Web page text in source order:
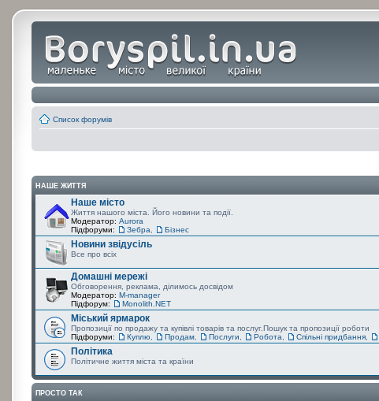
Список форумів
НАШЕ ЖИТТЯ
Наше місто
Життя нашого міста. Його новини та події.
Модератор: Aurora
Підфоруми:
Зебра Бізнес
Новини звідусіль
Все про всіх
Домашні мережі
Обговорення, реклама, ділимось досвідом
Модератор: M-manager
Підфорум:
Monolith.NET
Міський ярмарок
Пропозиції по продажу та купівлі товарів та послуг.Пошук та пропозиції роботи
Підфоруми:
Куплю Продам Послуги Робота Спільні придбання
Політика
Політичне життя міста та країни
ПРОСТО ТАК